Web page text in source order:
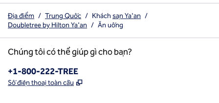
Địa điểm / Trung Quốc / Kháchsạn Ya'an /
Doubletree by Hilton Ya'an / Ăn uống
Chúng tôi có thể giúp gì cho bạn?
Điện thoại:
+1-800-222-TREE
Số điện thoại toàn cầu ,